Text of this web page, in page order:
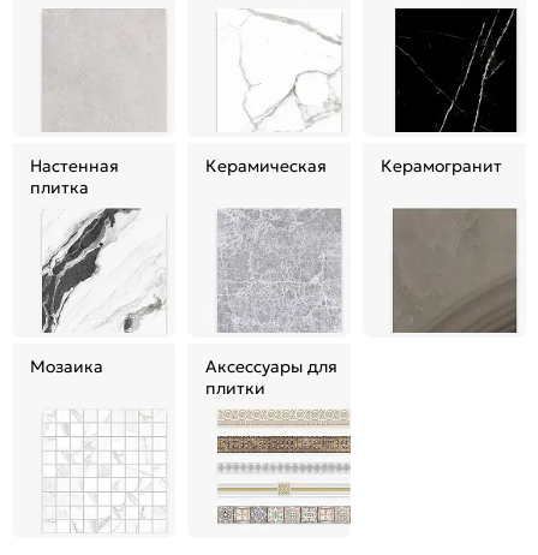
Настенная
плитка
Керамическая Керамогранит
Мозаика
Аксессуары для
плитки